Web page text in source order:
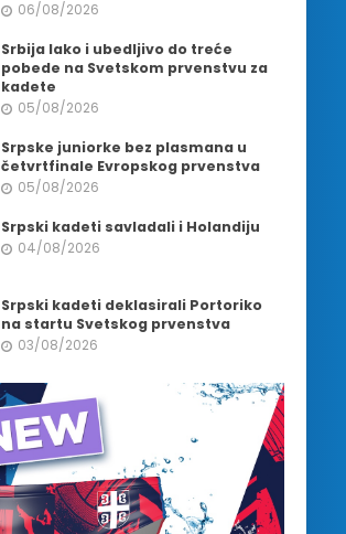
06/08/2026
Srbija lako i ubedljivo do treće
pobede na Svetskom prvenstvu za
kadete
05/08/2026
Srpske juniorke bez plasmana u
četvrtfinale Evropskog prvenstva
05/08/2026
Srpski kadeti savladali i Holandiju
04/08/2026
Srpski kadeti deklasirali Portoriko
na startu Svetskog prvenstva
03/08/2026